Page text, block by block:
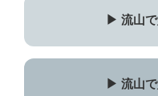
▶ 流山
▶ 流山